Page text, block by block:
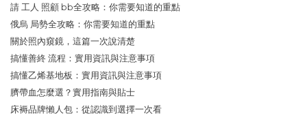
請 工人 照顧 bb全攻略：你需要知道的重點
俄烏 局勢全攻略：你需要知道的重點
關於照內窺鏡，這篇一次說清楚
搞懂善終 流程：實用資訊與注意事項
搞懂乙烯基地板：實用資訊與注意事項
臍帶血怎麼選？實用指南與貼士
床褥品牌懶人包：從認識到選擇一次看